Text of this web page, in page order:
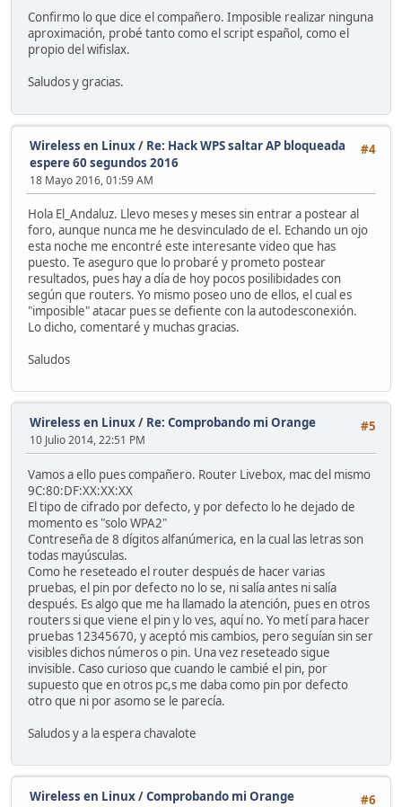
Confirmo lo que dice el compañero. Imposible realizar ninguna
aproximación, probé tanto como el script español, como el
propio del wifislax.
Saludos y gracias.
#4
Wireless en Linux/ Re: Hack WPS saltar AP bloqueada
espere 60 segundos 2016
18 Mayo 2016, 01:59 AM
Hola El_Andaluz. Llevo meses y meses sin entrar a postear al
foro, aunque nunca me he desvinculado de el. Echando un ojo
esta noche me encontré este interesante video que has
puesto. Te aseguro que lo probaré y prometo postear
resultados, pues hay a día de hoy pocos posilibidades con
según que routers. Yo mismo poseo uno de ellos, el cual es
"imposible" atacar pues se defiente con la autodesconexión.
Lo dicho, comentaré y muchas gracias.
Saludos
#5
Wireless en Linux/ Re: Comprobando mi Orange
10 Julio 2014, 22:51 PM
Vamos a ello pues compañero. Router Livebox, mac del mismo
9C:80:DF:XX:XX:XX
El tipo de cifrado por defecto, y por defecto lo he dejado de
momento es "solo WPA2"
Contreseña de 8 dígitos alfanúmerica, en la cual las letras son
todas mayúsculas.
Como he reseteado el router después de hacer varias
pruebas, el pin por defecto no lo se, ni salía antes ni salía
después. Es algo que me ha llamado la atención, pues en otros
routers si que viene el pin y lo ves, aquí no. Yo metí para hacer
pruebas 12345670, y aceptó mis cambios, pero seguían sin ser
visibles dichos números o pin. Una vez reseteado sigue
invisible. Caso curioso que cuando le cambié el pin, por
supuesto que en otros pc,s me daba como pin por defecto
otro que ni por asomo se le parecía.
Saludos y a la espera chavalote
#6
Wireless en Linux/Comprobando mi Orange